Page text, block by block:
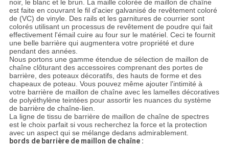
noir, le blanc et le brun. La maille colorée de maillon de chaîne
est faite en couvrant le fil d'acier galvanisé de revêtement coloré
de (VC) de vinyle. Des rails et les garnitures de courrier sont
colorés utilisant un processus de revêtement de poudre qui fait
effectivement l'émail cuire au four sur le matériel. Ceci te fournit
une belle barrière qui augmentera votre propriété et dure
pendant des années.
Nous portons une gamme étendue de sélection de maillon de
chaîne clôturant des accessoires comprenant des portes de
barrière, des poteaux décoratifs, des hauts de forme et des
chapeaux de poteau. Vous pouvez même ajouter l'intimité à
votre barrière de maillon de chaîne avec les lamelles décoratives
de polyéthylène teintées pour assortir les nuances du système
de barrière de chaîne-lien.
La ligne de tissu de barrière de maillon de chaîne de spectres
est le choix parfait si vous recherchez la force et la protection
avec un aspect qui se mélange dedans admirablement.
bords de barrière de maillon de chaîne :